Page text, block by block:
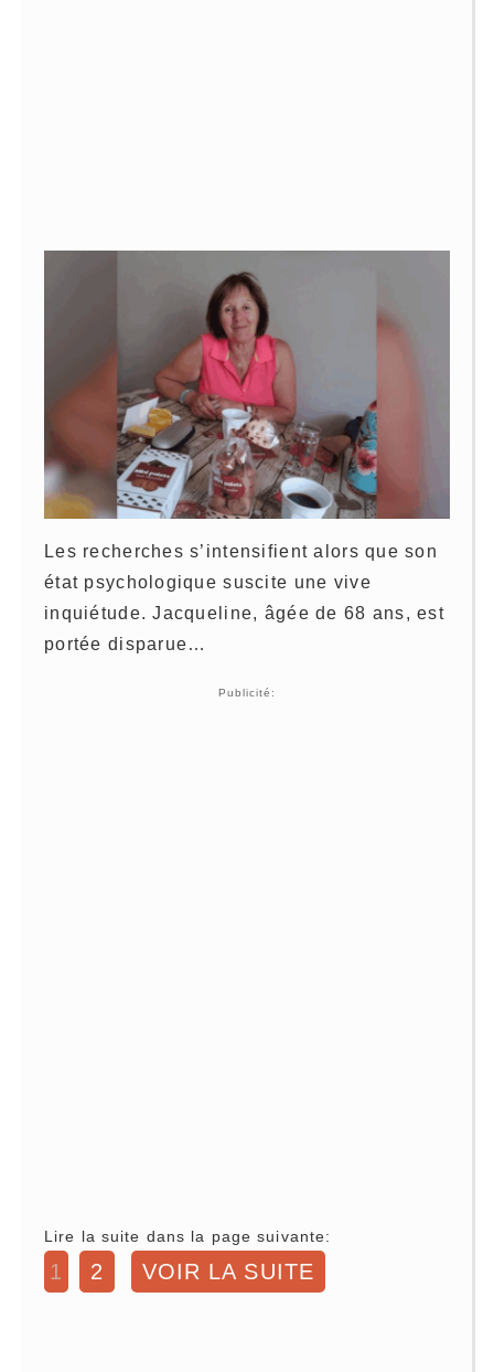
Les recherches s’intensifient alors que son
état psychologique suscite une vive
inquiétude. Jacqueline, âgée de 68 ans, est
portée disparue…
Publicité:
Lire la suite dans la page suivante:
1 2 VOIR LA SUITE